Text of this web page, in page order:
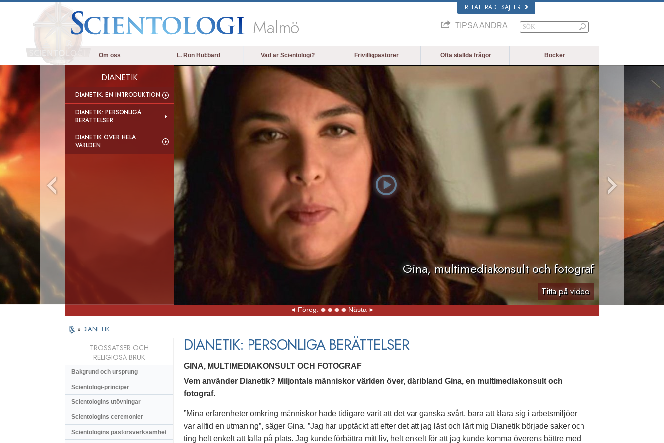
RELATERADE SAJTER
Malmö TIPSA ANDRA
Om oss L. Ron Hubbard Vad är Scientologi? Frivilligpastorer Ofta ställda frågor Böcker
DIANETIK
DIANETIK: EN INTRODUKTION
DIANETIK: PERSONLIGA
BERÄTTELSER
DIANETIK ÖVER HELA
VÄRLDEN
Gina, multimediakonsult och fotograf
Titta på video
Föreg. Nästa
» DIANETIK
DIANETIK: PERSONLIGA BERÄTTELSER
GINA, MULTIMEDIAKONSULT OCH FOTOGRAF
Vem använder Dianetik? Miljontals människor världen över, däribland Gina, en multimediakonsult och
fotograf.
”Mina erfarenheter omkring människor hade tidigare varit att det var ganska svårt, bara att klara sig i arbetsmiljöer
var alltid en utmaning”, säger Gina. ”Jag har upptäckt att efter det att jag läst och lärt mig Dianetik började saker och
ting helt enkelt att falla på plats. Jag kunde förbättra mitt liv, helt enkelt för att jag kunde komma överens bättre med
TROSSATSER OCH
RELIGIÖSA BRUK
Bakgrund och ursprung
Scientologi-principer
Scientologins utövningar
Scientologins ceremonier
Scientologins pastorsverksamhet